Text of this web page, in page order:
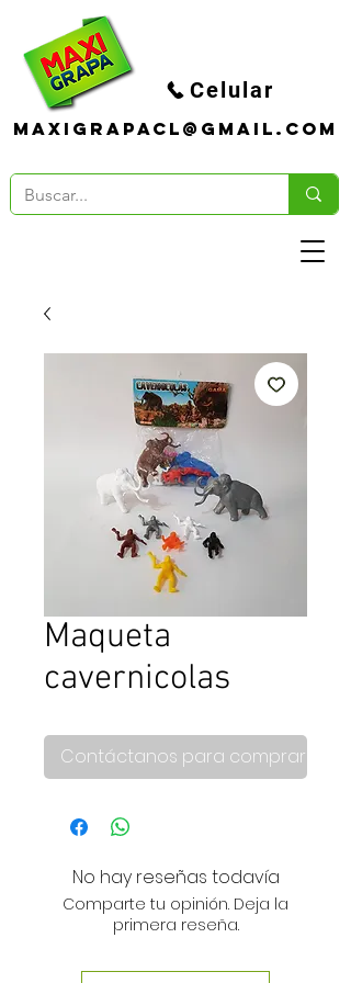
Celular
maxigrapacl@gmail.com
Maqueta
cavernicolas
Contáctanos para comprar
No hay reseñas todavía
Comparte tu opinión. Deja la
primera reseña.